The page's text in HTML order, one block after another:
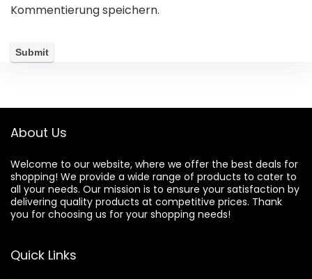
Kommentierung speichern.
About Us
Welcome to our website, where we offer the best deals for
shopping! We provide a wide range of products to cater to
all your needs. Our mission is to ensure your satisfaction by
delivering quality products at competitive prices. Thank
you for choosing us for your shopping needs!
Quick Links